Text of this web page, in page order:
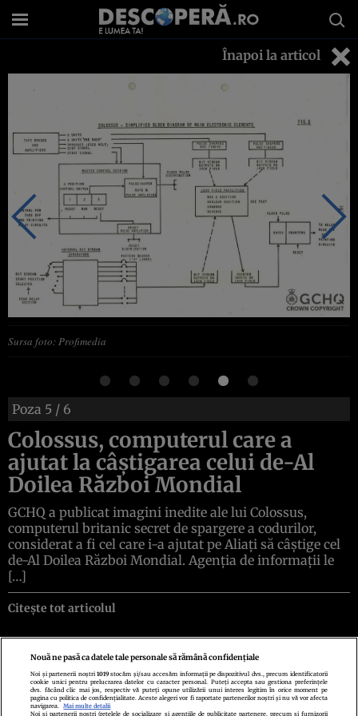
Înapoi la articol
Sursa foto: Profimedia
Poza 5 / 6
Colossus, computerul care a
ajutat la câștigarea celui de-Al
Doilea Război Mondial
GCHQ a publicat imagini inedite ale lui Colossus,
computerul britanic secret de spargere a codurilor,
considerat a fi cel care i-a ajutat pe Aliați să câștige cel
de-Al Doilea Război Mondial. Agenția de informații le
[…]
Citește tot articolul
Politica de confidenţialitate Politica de cookiesTermeni şi condiţii
Echipa redacționalăContactSetări Cookies
Nouă ne pasă ca datele tale personale să rămână confidențiale
Noi și partenerii noștri1019 stocăm și/sau accesăm informații pe dispozitivul dvs., precum identificatorii
cookie unici pentru prelucrarea datelor cu caracter personal. Puteți accepta sau gestiona preferințele
dvs. făcând clic mai jos, respectiv vă puteți opune utilizării unui interes legitim în orice moment pe
pagina cu politica de confidențialitate. Aceste alegeri vor fi raportate partenerilor noștri și nu vă vor afecta
navigarea.
Mai multe detalii
Noi si partenerii nostri (retelele de socializare si agentiile de publicitate partenere, precum si furnizorii